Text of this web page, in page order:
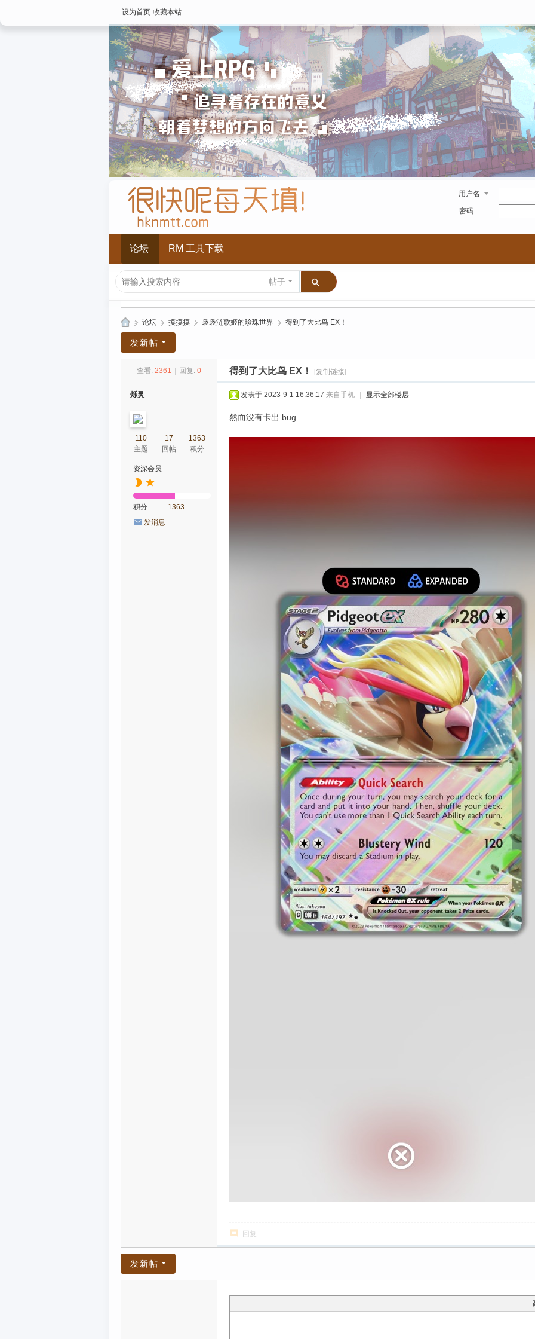
设为首页 收藏本站
用户名
密码
论坛 RM 工具下载
帖子
上
» 论坛 › 摸摸摸 › 袅袅涟歌姬的珍珠世界 › 得到了大比鸟 EX！
发新帖
查看: 2361 回复: 0 得到了大比鸟 EX！ [复制链接]
烁灵
110
主题
17
回帖
1363
积分
资深会员
积分
1363
发消息
发表于 2023-9-1 16:36:17 来自手机 显示全部楼层
然而没有卡出 bug
回复
发新帖